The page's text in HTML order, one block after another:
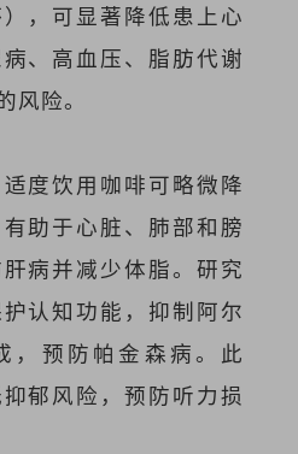
，可显著降低患上心
、高血压、脂肪代谢
风险。
度饮用咖啡可略微降
助于心脏、肺部和膀
病并减少体脂。研究
认知功能，抑制阿尔
，预防帕金森病。此
郁风险，预防听力损